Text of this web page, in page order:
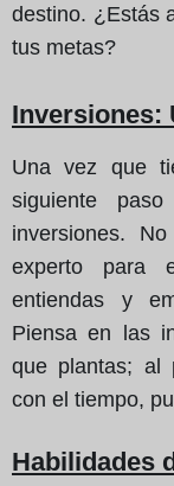
destino. ¿Estás
tus metas?
Inversiones:
Una vez que
siguiente
inversiones.
experto para
entiendas y
Piensa en las
que plantas; al
con el tiempo,
Habilidades